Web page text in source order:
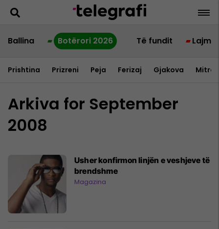
Ballina Botërori 2026 Të fundit Lajme
Prishtina Prizreni Peja Ferizaj Gjakova
Arkiva for September
2008
Usher konfirmon linjën e veshjeve të
brendshme
Magazina